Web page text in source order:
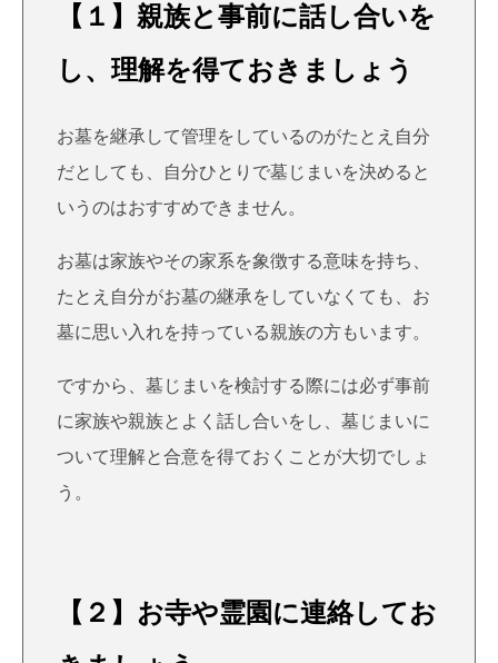
【１】親族と事前に話し合いを
し、理解を得ておきましょう
お墓を継承して管理をしているのがたとえ自分
だとしても、自分ひとりで墓じまいを決めると
いうのはおすすめできません。
お墓は家族やその家系を象徴する意味を持ち、
たとえ自分がお墓の継承をしていなくても、お
墓に思い入れを持っている親族の方もいます。
ですから、墓じまいを検討する際には必ず事前
に家族や親族とよく話し合いをし、墓じまいに
ついて理解と合意を得ておくことが大切でしょ
う。
【２】お寺や霊園に連絡してお